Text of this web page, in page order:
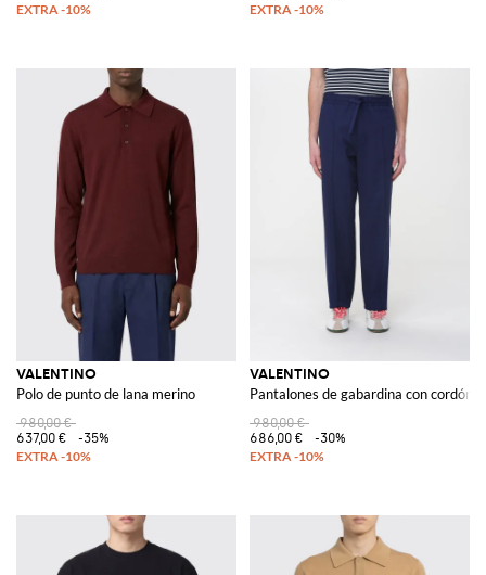
VALENTINO
Polo de punto de lana merino
980,00 €
637,00 €
-35%
VALENTINO
Pantalones de gabardina con cordón
980,00 €
686,00 €
-30%